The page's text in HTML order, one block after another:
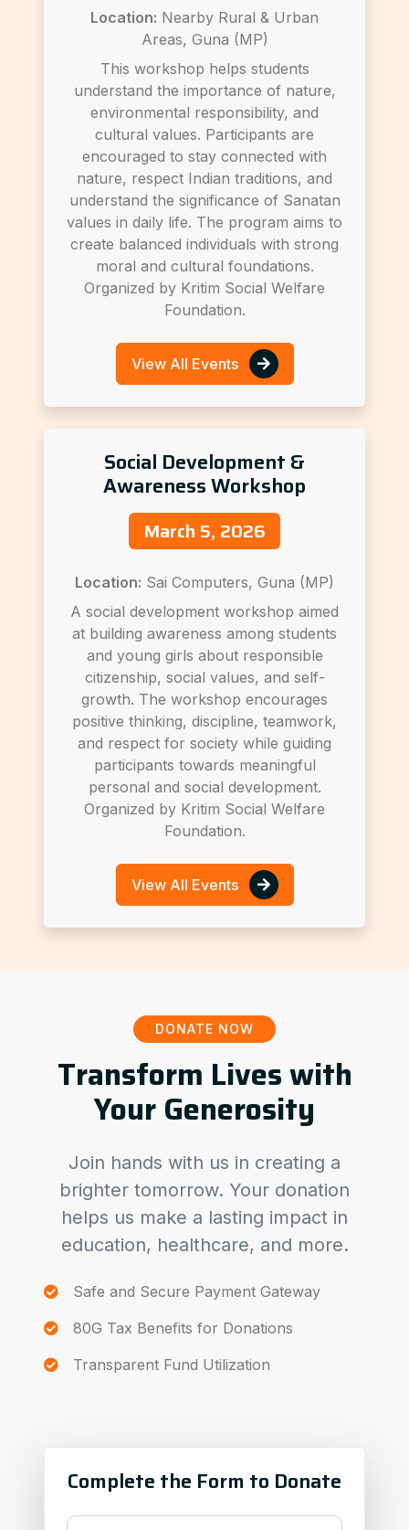
Location: Nearby Rural & Urban
Areas, Guna (MP)
This workshop helps students
understand the importance of nature,
environmental responsibility, and
cultural values. Participants are
encouraged to stay connected with
nature, respect Indian traditions, and
understand the significance of Sanatan
values in daily life. The program aims to
create balanced individuals with strong
moral and cultural foundations.
Organized by Kritim Social Welfare
Foundation.
View All Events
Social Development &
Awareness Workshop
March 5, 2026
Location: Sai Computers, Guna (MP)
A social development workshop aimed
at building awareness among students
and young girls about responsible
citizenship, social values, and self-
growth. The workshop encourages
positive thinking, discipline, teamwork,
and respect for society while guiding
participants towards meaningful
personal and social development.
Organized by Kritim Social Welfare
Foundation.
View All Events
DONATE NOW
Transform Lives with
Your Generosity
Join hands with us in creating a
brighter tomorrow. Your donation
helps us make a lasting impact in
education, healthcare, and more.
Safe and Secure Payment Gateway
80G Tax Benefits for Donations
Transparent Fund Utilization
Complete the Form to Donate